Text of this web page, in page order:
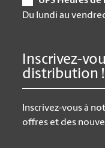
Du lundi au
Inscrivez-
distribution !
Inscrivez-vous à
offres et des